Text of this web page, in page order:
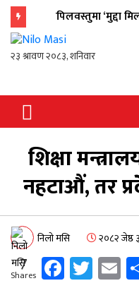
flash कपिलवस्तुमा ‘मुद्दा
त्यस्तै
शिक्षा
नहटाऔं, तर
निलो मसि २०८२ जेष्ठ
7
Shares